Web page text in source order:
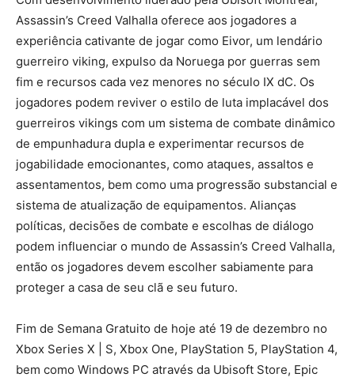
Assassin’s Creed Valhalla oferece aos jogadores a
experiência cativante de jogar como Eivor, um lendário
guerreiro viking, expulso da Noruega por guerras sem
fim e recursos cada vez menores no século IX dC. Os
jogadores podem reviver o estilo de luta implacável dos
guerreiros vikings com um sistema de combate dinâmico
de empunhadura dupla e experimentar recursos de
jogabilidade emocionantes, como ataques, assaltos e
assentamentos, bem como uma progressão substancial e
sistema de atualização de equipamentos. Alianças
políticas, decisões de combate e escolhas de diálogo
podem influenciar o mundo de Assassin’s Creed Valhalla,
então os jogadores devem escolher sabiamente para
proteger a casa de seu clã e seu futuro.
Fim de Semana Gratuito de hoje até 19 de dezembro no
Xbox Series X | S, Xbox One, PlayStation 5, PlayStation 4,
bem como Windows PC através da Ubisoft Store, Epic